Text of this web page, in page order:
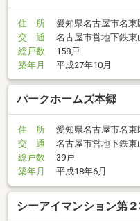
住 所
愛知県名古屋市名東
交 通
名古屋市営地下鉄東
総戸数
158戸
築年月
平成27年10月
パークホームズ本郷
住 所
愛知県名古屋市名
交 通
名古屋市営地下鉄東
総戸数
39戸
築年月
平成18年6月
シーアイマンション第